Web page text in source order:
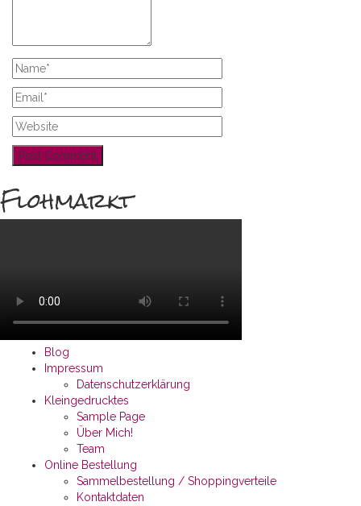
Flohmarkt
Blog
Impressum
Datenschutzerklärung
Kleingedrucktes
Sample Page
Über Mich!
Team
Online Bestellung
Sammelbestellung / Shoppingverteile
Kontaktdaten